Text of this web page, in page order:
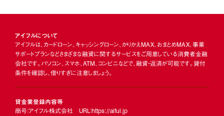
アイフルについて
アイフルは、カードローン、キャッシングローン、かりかえMAX、おまとめMAX、事業
サポートプランなどさまざまな融資に関するサービスをご用意している消費者金融
会社です。パソコン、スマホ、ATM、コンビニなどで、融資・返済が可能です。貸付
条件を確認し、借りすぎに注意しましょう。
貸金業登録内容等
商号：アイフル株式会社 URL：https://aiful.jp